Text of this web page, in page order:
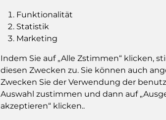
Sie
Funktionalität
Statistik
Marketing
Indem Sie auf „Alle Zstimmen“ klicken,
diesen Zwecken zu. Sie können auch
Zwecken Sie der Verwendung der
Auswahl zustimmen und dann auf
akzeptieren“ klicken..